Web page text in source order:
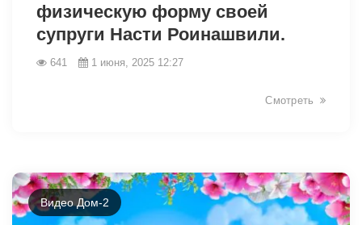
физическую форму своей
супруги Насти Роинашвили.
641 1 июня, 2025 12:27
Смотреть
Видео Дом-2